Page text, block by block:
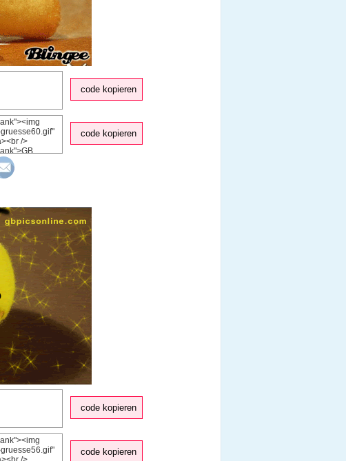
code kopieren
code kopieren
code kopieren
code kopieren